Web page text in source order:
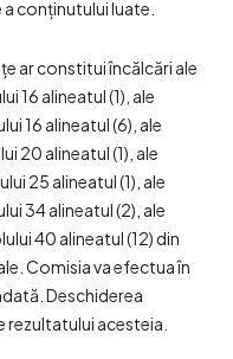
conținutului luate.
ar constitui încălcări ale
16 alineatul (1), ale
16 alineatul (6), ale
20 alineatul (1), ale
25 alineatul (1), ale
34 alineatul (2), ale
40 alineatul (12) din
Comisia va efectua în
Deschiderea
acesteia.